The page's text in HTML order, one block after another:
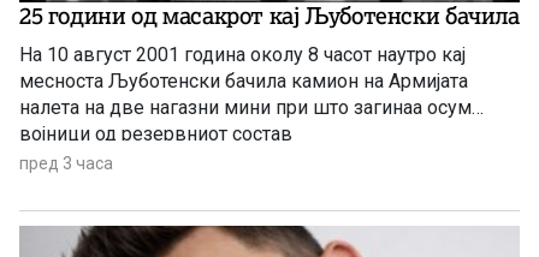
25 години од масакрот кај Љуботенски бачила
На 10 август 2001 година околу 8 часот наутро кај
месноста Љуботенски бачила камион на Армијата
налетa на две нагазни мини при што загинаа осум
војници од резервниот состав
пред 3 часа